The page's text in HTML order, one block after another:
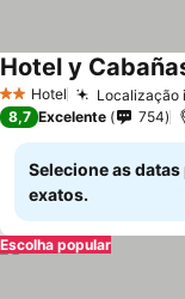
2 Estrelas
Hotel Localização
Hotel y
8,7 Excelente 754
Selecione as
exatos.
Escolha popular